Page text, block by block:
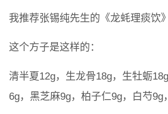
我推荐张锡纯先生的《龙蚝理痰饮
这个方子是这样的：
清半夏12g，生龙骨18g，生牡蛎
6g，黑芝麻9g，柏子仁9g，白芍9g